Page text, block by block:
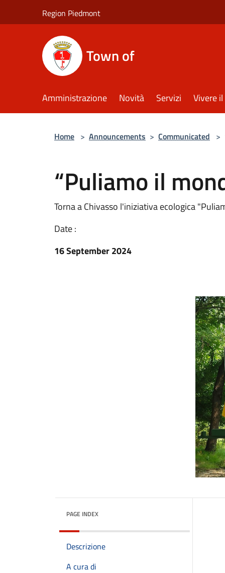
Region Piedmont
Town of
Amministrazione Novità Servizi Vivere
Home > Announcements > Communicated >
“Puliamo il
Torna a Chivasso l'iniziativa ecologica
Date :
16 September 2024
PAGE INDEX
Descrizione
A cura di